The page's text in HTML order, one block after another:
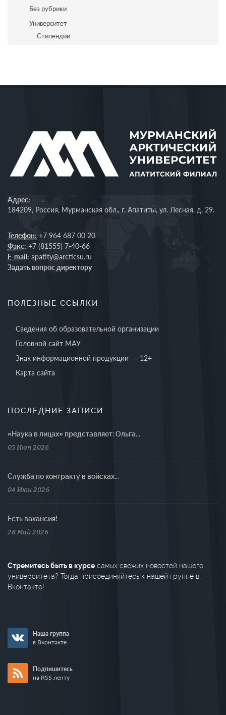
Без рубрики
Университет
Стипендии
Адрес:
184209, Россия, Мурманская обл., г. Апатиты, ул. Лесная, д. 29.
Телефон: +7 964 687 00 20
Факс: +7 (81555) 7-40-66
E-mail: apatity@arcticsu.ru
Задать вопрос директору
ПОЛЕЗНЫЕ ССЫЛКИ
Сведения об образовательной организации
Головной сайт МАУ
Знак информационной продукции — 12+
Карта сайта
ПОСЛЕДНИЕ ЗАПИСИ
«Наука в лицах» представляет: Ольга...
05 Июн 2026
Cлужба по контракту в войсках...
04 Июн 2026
Есть вакансия!
28 Май 2026
Стремитесь быть в курсе самых свежих новостей нашего
университета? Тогда присоединяйтесь к нашей группе в
Вконтакте!
Наша группа
в Вконтакте
Подпишитесь
на RSS ленту